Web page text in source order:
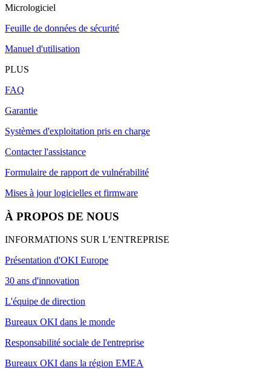
Micrologiciel
Feuille de données de sécurité
Manuel d'utilisation
PLUS
FAQ
Garantie
Systèmes d'exploitation pris en charge
Contacter l'assistance
Formulaire de rapport de vulnérabilité
Mises à jour logicielles et firmware
À PROPOS DE NOUS
INFORMATIONS SUR L’ENTREPRISE
Présentation d'OKI Europe
30 ans d'innovation
L'équipe de direction
Bureaux OKI dans le monde
Responsabilité sociale de l'entreprise
Bureaux OKI dans la région EMEA